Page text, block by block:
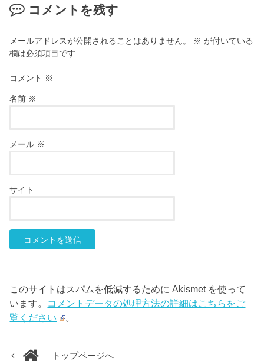
コメントを残す
メールアドレスが公開されることはありません。 ※ が付いている
欄は必須項目です
コメント ※
名前 ※
メール ※
サイト
このサイトはスパムを低減するために Akismet を使って
います。 コメントデータの処理方法の詳細はこちらをご
覧ください
。
トップページへ